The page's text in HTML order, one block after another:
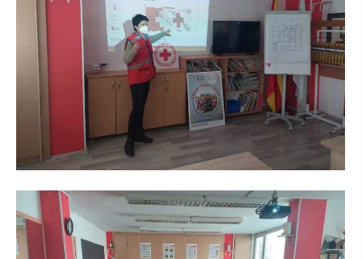
ЗА НАС
ДЕЈСТВУВАЊЕ
ПРИРАЧНИЦИ
СТРАТЕГИИ
ЕДУКАТИВНО ИНФОРМАТИВНИ МАТЕРИЈАЛИ
БРОШУРИ